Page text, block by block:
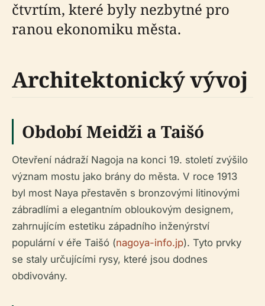
čtvrtím, které byly nezbytné pro
ranou ekonomiku města.
Architektonický vývoj
Období Meidži a Taišó
Otevření nádraží Nagoja na konci 19. století zvýšilo
význam mostu jako brány do města. V roce 1913
byl most Naya přestavěn s bronzovými litinovými
zábradlími a elegantním obloukovým designem,
zahrnujícím estetiku západního inženýrství
populární v éře Taišó (nagoya-info.jp). Tyto prvky
se staly určujícími rysy, které jsou dodnes
obdivovány.